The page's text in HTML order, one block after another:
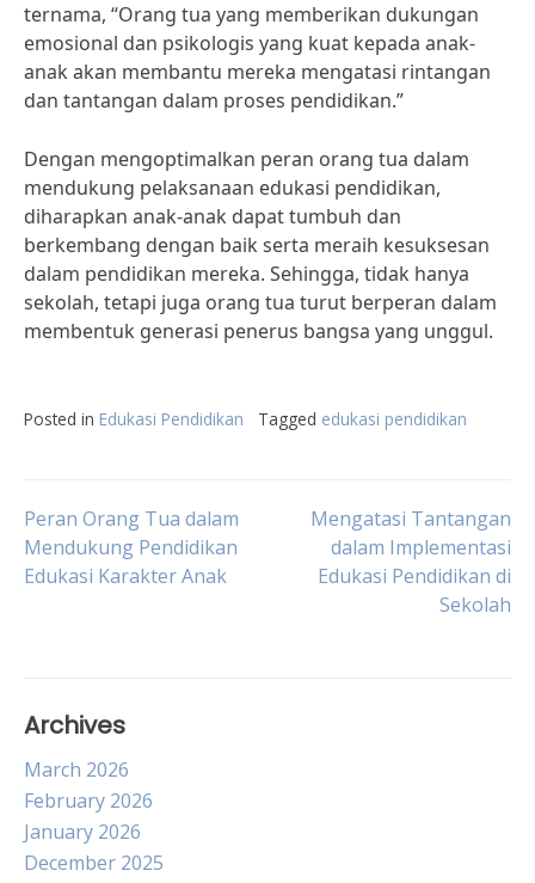
ternama, “Orang tua yang memberikan dukungan
emosional dan psikologis yang kuat kepada anak-
anak akan membantu mereka mengatasi rintangan
dan tantangan dalam proses pendidikan.”
Dengan mengoptimalkan peran orang tua dalam
mendukung pelaksanaan edukasi pendidikan,
diharapkan anak-anak dapat tumbuh dan
berkembang dengan baik serta meraih kesuksesan
dalam pendidikan mereka. Sehingga, tidak hanya
sekolah, tetapi juga orang tua turut berperan dalam
membentuk generasi penerus bangsa yang unggul.
Posted in Edukasi Pendidikan Tagged edukasi pendidikan
Post
navigation
Peran Orang Tua dalam
Mendukung Pendidikan
Edukasi Karakter Anak
Mengatasi Tantangan
dalam Implementasi
Edukasi Pendidikan di
Sekolah
Archives
March 2026
February 2026
January 2026
December 2025